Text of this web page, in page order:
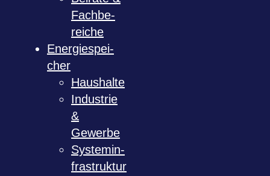
Fach­be­
rei­che
Ener­gie­spei­
cher
Haus­halte
Indus­trie
&
Gewerbe
Sys­tem­in­
fra­struk­tur